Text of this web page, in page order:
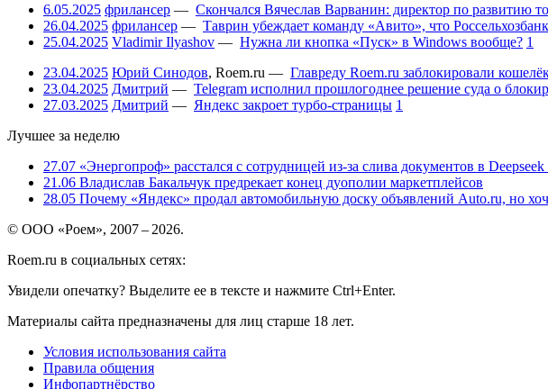
6.05.2025 фрилансер — Скончался Вячеслав Варванин: директор по развитию
26.04.2025 фрилансер — Таврин убеждает команду «Авито», что
25.04.2025 Vladimir Ilyashov — Нужна ли кнопка «Пуск» в Windows вообще? 1
23.04.2025 Юрий Синодов, Roem.ru — Главреду Roem.ru заблокировали
23.04.2025 Дмитрий — Telegram исполнил прошлогоднее решение суда о
27.03.2025 Дмитрий — Яндекс закроет турбо-страницы 1
Лучшее за неделю
27.07 «Энергопроф» расстался с сотрудницей из-за слива документов в
21.06 Владислав Бакальчук предрекает конец дуополии маркетплейсов
28.05 Почему «Яндекс» продал автомобильную доску объявлений Auto.ru, но
© ООО «Роем», 2007 – 2026.
Roem.ru в социальных сетях:
Увидели опечатку? Выделите ее в тексте и нажмите Ctrl+Enter.
Материалы сайта предназначены для лиц старше 18 лет.
Условия использования сайта
Правила общения
Инфопартнёрство